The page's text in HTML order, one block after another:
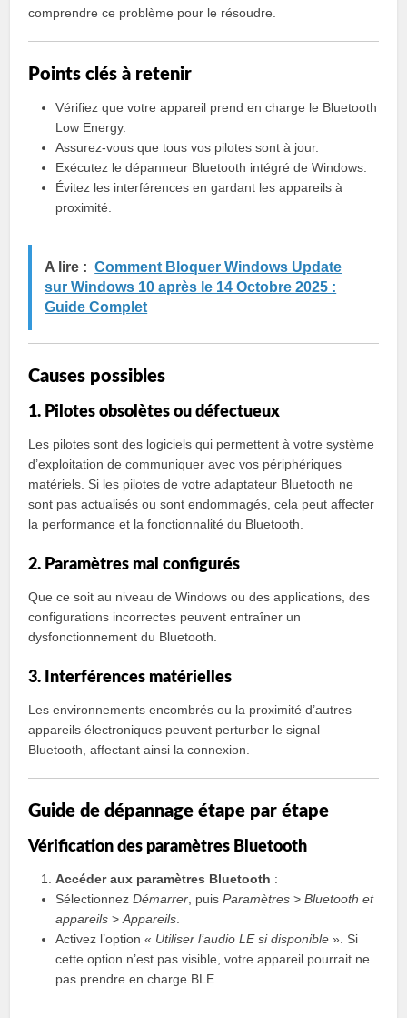
comprendre ce problème pour le résoudre.
Points clés à retenir
Vérifiez que votre appareil prend en charge le Bluetooth
Low Energy.
Assurez-vous que tous vos pilotes sont à jour.
Exécutez le dépanneur Bluetooth intégré de Windows.
Évitez les interférences en gardant les appareils à
proximité.
A lire : Comment Bloquer Windows Update
sur Windows 10 après le 14 Octobre 2025 :
Guide Complet
Causes possibles
1. Pilotes obsolètes ou défectueux
Les pilotes sont des logiciels qui permettent à votre système
d’exploitation de communiquer avec vos périphériques
matériels. Si les pilotes de votre adaptateur Bluetooth ne
sont pas actualisés ou sont endommagés, cela peut affecter
la performance et la fonctionnalité du Bluetooth.
2. Paramètres mal configurés
Que ce soit au niveau de Windows ou des applications, des
configurations incorrectes peuvent entraîner un
dysfonctionnement du Bluetooth.
3. Interférences matérielles
Les environnements encombrés ou la proximité d’autres
appareils électroniques peuvent perturber le signal
Bluetooth, affectant ainsi la connexion.
Guide de dépannage étape par étape
Vérification des paramètres Bluetooth
Accéder aux paramètres Bluetooth :
SélectionnezDémarrer , puisParamètres >Bluetooth et
appareils >Appareils
Activez l’option « Utiliser l’audio LE si disponible ». Si
cette option n’est pas visible, votre appareil pourrait ne
pas prendre en charge BLE.